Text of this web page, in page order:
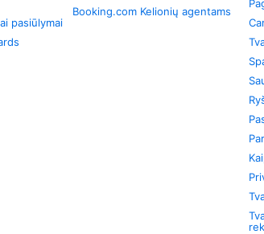
pasiūlymai
Booking.com Kelionių agentams